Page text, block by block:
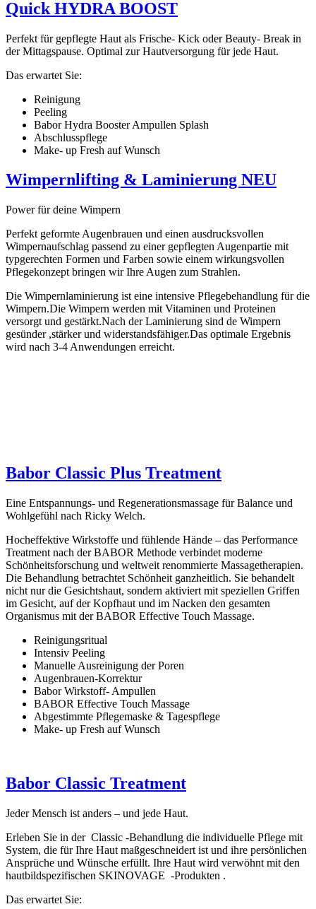
Quick HYDRA BOOST
Perfekt für gepflegte Haut als Frische- Kick oder Beauty- Break in
der Mittagspause. Optimal zur Hautversorgung für jede Haut.
Das erwartet Sie:
Reinigung
Peeling
Babor Hydra Booster Ampullen Splash
Abschlusspflege
Make- up Fresh auf Wunsch
Wimpernlifting & Laminierung NEU
Power für deine Wimpern
Perfekt geformte Augenbrauen und einen ausdrucksvollen
Wimpernaufschlag passend zu einer gepflegten Augenpartie mit
typgerechten Formen und Farben sowie einem wirkungsvollen
Pflegekonzept bringen wir Ihre Augen zum Strahlen.
Die Wimpernlaminierung ist eine intensive Pflegebehandlung für die
Wimpern.Die Wimpern werden mit Vitaminen und Proteinen
versorgt und gestärkt.Nach der Laminierung sind de Wimpern
gesünder ,stärker und widerstandsfähiger.Das optimale Ergebnis
wird nach 3-4 Anwendungen erreicht.
Babor Classic Plus Treatment
Eine Entspannungs- und Regenerationsmassage für Balance und
Wohlgefühl nach Ricky Welch.
Hocheffektive Wirkstoffe und fühlende Hände – das Performance
Treatment nach der BABOR Methode verbindet moderne
Schönheitsforschung und weltweit renommierte Massagetherapien.
Die Behandlung betrachtet Schönheit ganzheitlich. Sie behandelt
nicht nur die Gesichtshaut, sondern aktiviert mit speziellen Griffen
im Gesicht, auf der Kopfhaut und im Nacken den gesamten
Organismus mit der BABOR Effective Touch Massage.
Reinigungsritual
Intensiv Peeling
Manuelle Ausreinigung der Poren
Augenbrauen-Korrektur
Babor Wirkstoff- Ampullen
BABOR Effective Touch Massage
Abgestimmte Pflegemaske & Tagespflege
Make- up Fresh auf Wunsch
Babor Classic Treatment
Jeder Mensch ist anders – und jede Haut.
Erleben Sie in der Classic -Behandlung die individuelle Pflege mit
System, die für Ihre Haut maßgeschneidert ist und ihre persönlichen
Ansprüche und Wünsche erfüllt. Ihre Haut wird verwöhnt mit den
hautbildspezifischen SKINOVAGE -Produkten .
Das erwartet Sie: